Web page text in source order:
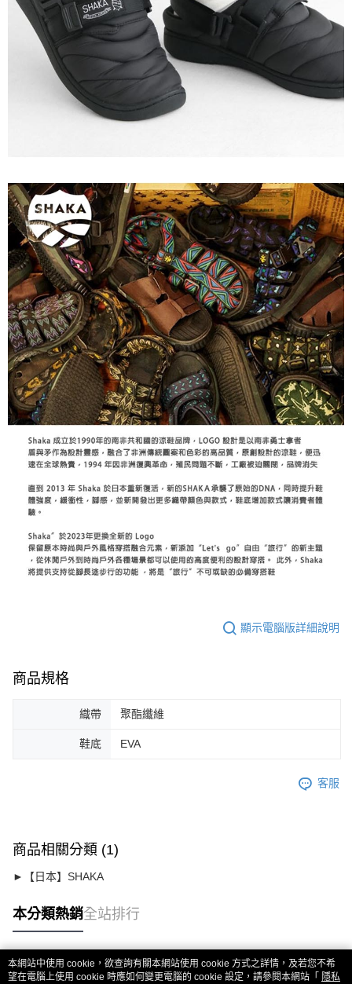
顯示電腦版詳細說明
商品規格
織帶 聚酯纖維
鞋底 EVA
客服
商品相關分類 (1)
►【日本】SHAKA
本分類熱銷全站排行
熱門標籤
本網站中使用 cookie，欲查詢有關本網站使用 cookie 方式之詳情，及若您不希
望在電腦上使用 cookie 時應如何變更電腦的 cookie 設定，請參閱本網站「 隱私